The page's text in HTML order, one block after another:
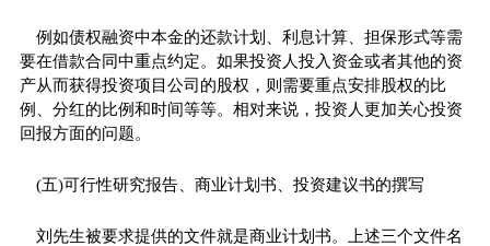
例如债权融资中本金的还款计划、利息计算、担保形式等需
要在借款合同中重点约定。如果投资人投入资金或者其他的资
产从而获得投资项目公司的股权，则需要重点安排股权的比
例、分红的比例和时间等等。相对来说，投资人更加关心投资
回报方面的问题。
(五)可行性研究报告、商业计划书、投资建议书的撰写
刘先生被要求提供的文件就是商业计划书。上述三个文件名